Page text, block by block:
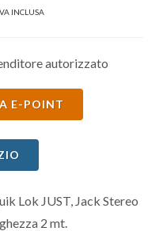
INCLUSA
autorizzato
E-POINT
Lok JUST, Jack Stereo
2 mt.